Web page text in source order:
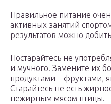
Правильное питание
активных занятий
результатов можно
Постарайтесь не
и мучного. Замените их
продуктами – фруктами,
Старайтесь не есть
нежирным мясом птицы.